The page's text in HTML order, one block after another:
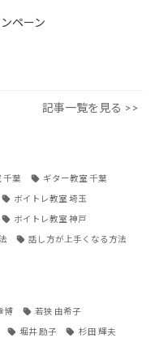
ペーン
記事一覧を見る >>
千葉 ギター教室 千葉
ボイトレ教室 埼玉
ボイトレ教室 神戸
話し方が上手くなる方法
博 若狭 由希子
堀井 励子 杉田 輝夫